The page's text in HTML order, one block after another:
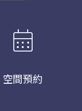
calendar_month
空間預約